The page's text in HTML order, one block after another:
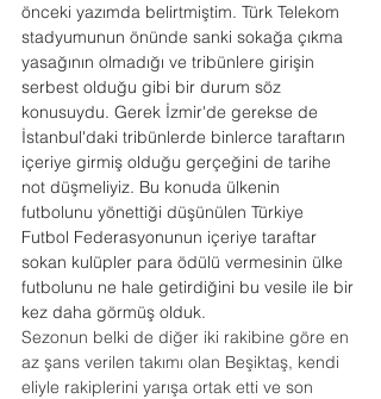
önceki yazımda belirtmiştim. Türk Telekom
stadyumunun önünde sanki sokağa çıkma
yasağının olmadığı ve tribünlere girişin
serbest olduğu gibi bir durum söz
konusuydu. Gerek İzmir'de gerekse de
İstanbul'daki tribünlerde binlerce taraftarın
içeriye girmiş olduğu gerçeğini de tarihe
not düşmeliyiz. Bu konuda ülkenin
futbolunu yönettiği düşünülen Türkiye
Futbol Federasyonunun içeriye taraftar
sokan kulüpler para ödülü vermesinin ülke
futbolunu ne hale getirdiğini bu vesile ile bir
kez daha görmüş olduk.
Sezonun belki de diğer iki rakibine göre en
az şans verilen takımı olan Beşiktaş, kendi
eliyle rakiplerini yarışa ortak etti ve son